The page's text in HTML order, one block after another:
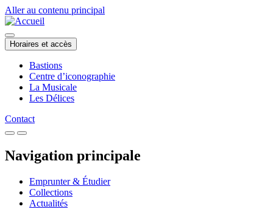
Aller au contenu principal
Horaires et accès
Bastions
Centre d’iconographie
La Musicale
Les Délices
Contact
Navigation principale
Emprunter & Étudier
Collections
Actualités